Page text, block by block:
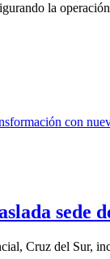
la
sede
Cruz del Sur,